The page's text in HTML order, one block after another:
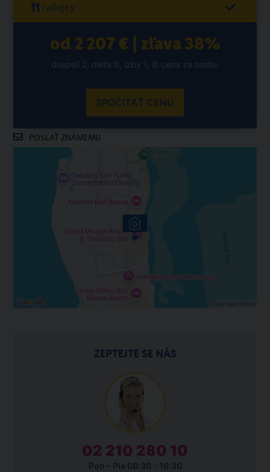
raňajky
od 2 207 € | zľava 38%
dospelí 2, dieťa 0, izby 1, Ø cena za osobu
SPOČÍTAŤ CENU
POSLAŤ ZNÁMEMU
ZEPTEJTE SE NÁS
02 210 280 10
Pon - Pia 08:30 - 16:30